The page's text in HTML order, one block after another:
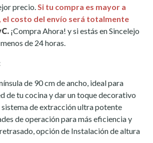
precio.Si tu compra es mayor a
el costo del envío será totalmente
¡Compra Ahora! y si estás en Sincelejo
de 24 horas.
de 90 cm de ancho, ideal para
de tu cocina y dar un toque decorativo
sistema de extracción ultra potente
de operación para más eficiencia y
opción de Instalación de altura